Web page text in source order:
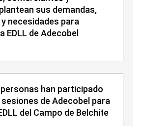
sus demandas,
necesidades para
EDLL de Adecobel
han participado
sesiones de Adecobel para
del Campo de Belchite